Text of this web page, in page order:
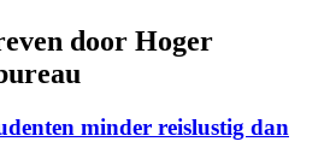
door Hoger
minder reislustig dan